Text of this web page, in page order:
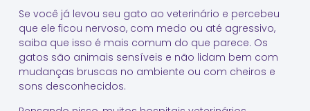
Se você já levou seu gato ao veterinário e percebeu
que ele ficou nervoso, com medo ou até agressivo,
saiba que isso é mais comum do que parece. Os
gatos são animais sensíveis e não lidam bem com
mudanças bruscas no ambiente ou com cheiros e
sons desconhecidos.